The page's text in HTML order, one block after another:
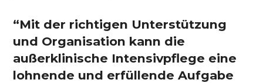
“Mit der richtigen Unterstützung
und Organisation kann die
außerklinische Intensivpflege eine
lohnende und erfüllende Aufgabe